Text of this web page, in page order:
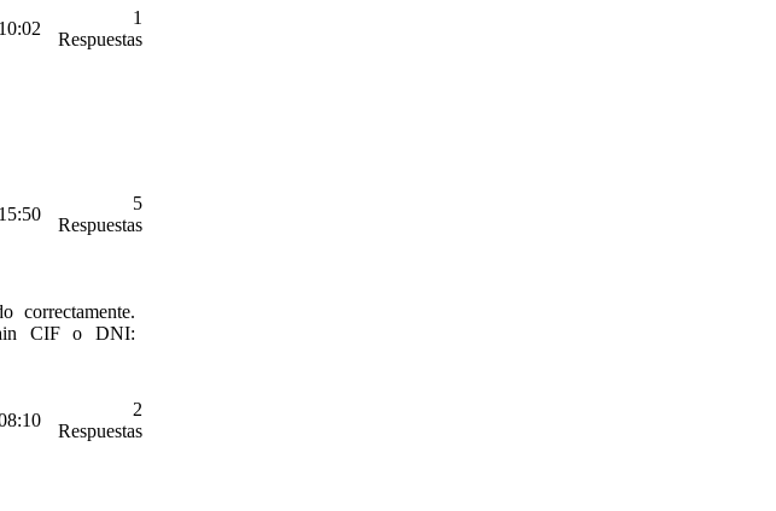
1
Respuestas
5
Respuestas
correctamente.
CIF o DNI:
2
Respuestas